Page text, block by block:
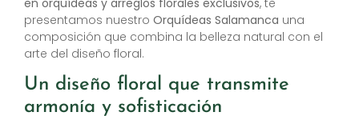
presentamos nuestro Orquídeas Salamanca una
composición que combina la belleza natural con el
arte del diseño floral.
Un diseño floral que transmite
armonía y sofisticación